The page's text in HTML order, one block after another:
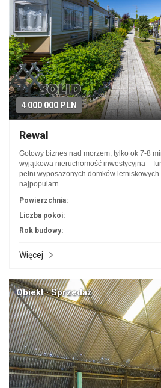
4 000 000 PLN
Rewal
Gotowy biznes nad morzem, tylko ok 7-8
wyjątkowa nieruchomość inwestycyjna –
pełni wyposażonych domków
najpopularn…
Powierzchnia:
Liczba pokoi:
Rok budowy:
Więcej
Obiekt · Sprzedaż